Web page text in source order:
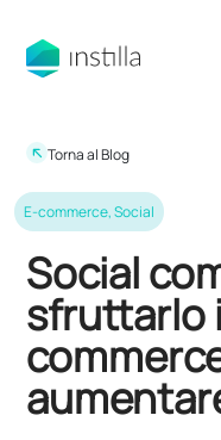
Torna al Blog
E-commerce,Social
Social
sfruttarlo